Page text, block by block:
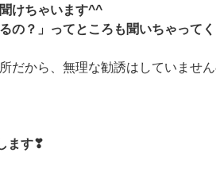
けちゃいます^^
の？」ってところも聞いちゃって
だから、無理な勧誘はしていませ
ます❣